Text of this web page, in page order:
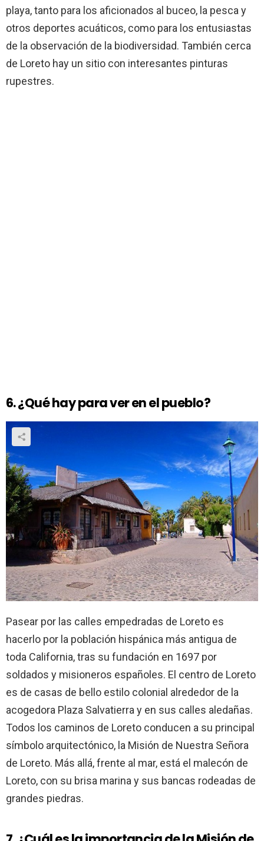
playa, tanto para los aficionados al buceo, la pesca y
otros deportes acuáticos, como para los entusiastas
de la observación de la biodiversidad. También cerca
de Loreto hay un sitio con interesantes pinturas
rupestres.
6. ¿Qué hay para ver en el pueblo?
Pasear por las calles empedradas de Loreto es
hacerlo por la población hispánica más antigua de
toda California, tras su fundación en 1697 por
soldados y misioneros españoles. El centro de Loreto
es de casas de bello estilo colonial alrededor de la
acogedora Plaza Salvatierra y en sus calles aledañas.
Todos los caminos de Loreto conducen a su principal
símbolo arquitectónico, la Misión de Nuestra Señora
de Loreto. Más allá, frente al mar, está el malecón de
Loreto, con su brisa marina y sus bancas rodeadas de
grandes piedras.